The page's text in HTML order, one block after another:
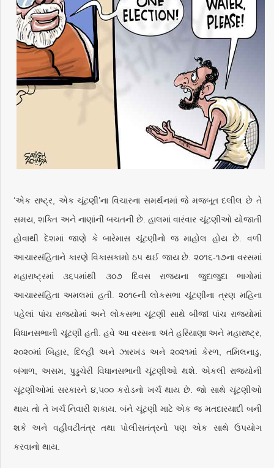
‘એક રાષ્ટ્ર, એક ચૂંટણી’ના વિચારના સમર્થનમાં જે મજબૂત દલીલ છે તે
સમય, શક્તિ અને નાણાંની બચતની છે. હાલમાં વારંવાર ચૂંટણીઓ યોજાતી
હોવાથી દેશમાં જાણે કે બારેમાસ ચૂંટણીનો જ માહોલ હોય છે. વળી
આચારસંહિતાને કારણે વિકાસકામો ઠપ થઈ જાય છે. ૨૦૧૬-૧૭ના વરસમાં
મહારાષ્ટ્રમાં ૩૬૫માંથી ૩૦૭ દિવસ રાજ્યના જુદાજુદા ભાગોમાં
આચારસંહિતા અમલમાં હતી. ૨૦૧૯ની લોકસભા ચૂંટણીના ત્રણ મહિના
પહેલાં પાંચ રાજ્યોમાં અને લોકસભા ચૂંટણી સાથે બીજાં પાંચ રાજ્યોમાં
વિધાનસભાની ચૂંટણી હતી. હવે આ વરસના અંતે હરિયાણા અને મહારાષ્ટ્ર,
૨૦૨૦માં બિહાર, દિલ્હી અને ઝારખંડ અને ૨૦૨૧માં કેરળ, તમિલનાડુ,
બંગાળ, અસમ, પુડ્ડુચેરી વિધાનસભાની ચૂંટણીઓ થશે. એકલી રાજ્યોની
ચૂંટણીઓમાં સરકારને ૪,૫૦૦ કરોડનો ખર્ચ થાય છે. જો સાથે ચૂંટણીઓ
થાય તો તે ખર્ચ નિવારી શકાય. બંને ચૂંટણી માટે એક જ મતદારયાદી બની
શકે અને વહીવટીતંત્ર તથા પોલીસતંત્રનો પણ એક સાથે ઉપયોગ
કરવાનો થાય.